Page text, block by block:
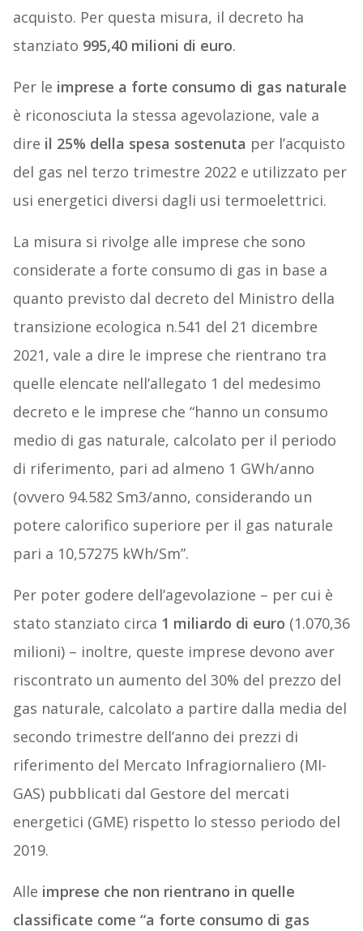
acquisto. Per questa misura, il decreto ha
stanziato 995,40 milioni di euro.
Per le imprese a forte consumo di gas naturale
è riconosciuta la stessa agevolazione, vale a
dire il 25% della spesa sostenuta per l’acquisto
del gas nel terzo trimestre 2022 e utilizzato per
usi energetici diversi dagli usi termoelettrici.
La misura si rivolge alle imprese che sono
considerate a forte consumo di gas in base a
quanto previsto dal decreto del Ministro della
transizione ecologica n.541 del 21 dicembre
2021, vale a dire le imprese che rientrano tra
quelle elencate nell’allegato 1 del medesimo
decreto e le imprese che “hanno un consumo
medio di gas naturale, calcolato per il periodo
di riferimento, pari ad almeno 1 GWh/anno
(ovvero 94.582 Sm3/anno, considerando un
potere calorifico superiore per il gas naturale
pari a 10,57275 kWh/Sm”.
Per poter godere dell’agevolazione – per cui è
stato stanziato circa 1 miliardo di euro (1.070,36
milioni) – inoltre, queste imprese devono aver
riscontrato un aumento del 30% del prezzo del
gas naturale, calcolato a partire dalla media del
secondo trimestre dell’anno dei prezzi di
riferimento del Mercato Infragiornaliero (MI-
GAS) pubblicati dal Gestore del mercati
energetici (GME) rispetto lo stesso periodo del
2019.
Alle imprese che non rientrano in quelle
classificate come “a forte consumo di gas